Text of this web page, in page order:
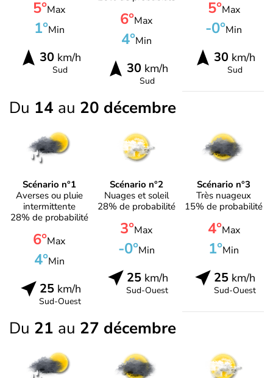
5°Max
1°Min
30km/h
Sud
6°Max
4°Min
30km/h
Sud
5°Max
-0°Min
30 km/h
Sud
Du 14 au 20 décembre
Scénario n°1
Averses ou pluie
intermittente
28% de probabilité
6°Max
4°Min
25km/h
Sud-Ouest
Scénario n°2
Nuages et soleil
28% de probabilité
3°Max
-0°Min
25km/h
Sud-Ouest
Scénario n°3
Très nuageux
15% de probabilité
4°Max
1°Min
25 km/h
Sud-Ouest
Du 21 au 27 décembre